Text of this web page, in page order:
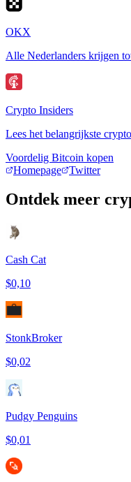
OKX
Alle Nederlanders krijgen
Crypto Insiders
Lees het belangrijkste
Voordelig Bitcoin kopen
Homepage
Twitter
Ontdek meer
Cash Cat
$0,10
StonkBroker
$0,02
Pudgy Penguins
$0,01